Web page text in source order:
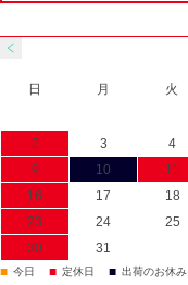
日 月 火
2
3 4
9
10 11
16
17 18
23
24 25
30
31
■ 今日 ■ 定休日 ■ 出荷のお休み